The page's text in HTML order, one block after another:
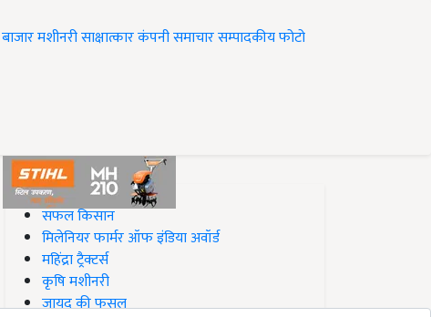
बाजारमशीनरीसाक्षात्कारकंपनी समाचारसम्पादकीयफोटो
#Top on Krishi Jagran
सफल किसान
मिलेनियर फार्मर ऑफ इंडिया अवॉर्ड
महिंद्रा ट्रैक्टर्स
कृषि मशीनरी
जायद की फसल